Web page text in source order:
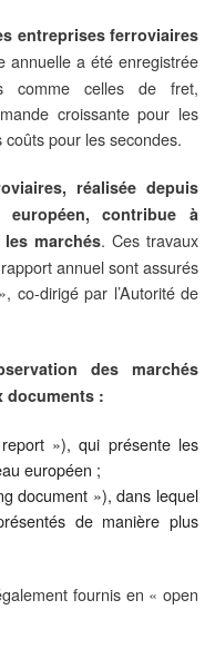
entreprises ferroviaires
annuelle a été enregistrée
comme celles de fret,
croissante pour les
pour les secondes.
réalisée depuis
européen, contribue à
marchés. Ces travaux
annuel sont assurés
co-dirigé par l’Autorité de
des marchés
documents :
»), qui présente les
européen ;
document »), dans lequel
de manière plus
fournis en « open